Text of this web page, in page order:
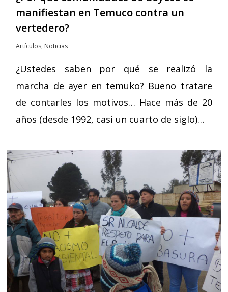
manifiestan en Temuco contra un
vertedero?
Artículos, Noticias
¿Ustedes saben por qué se realizó la
marcha de ayer en temuko? Bueno tratare
de contarles los motivos… Hace más de 20
años (desde 1992, casi un cuarto de siglo)…